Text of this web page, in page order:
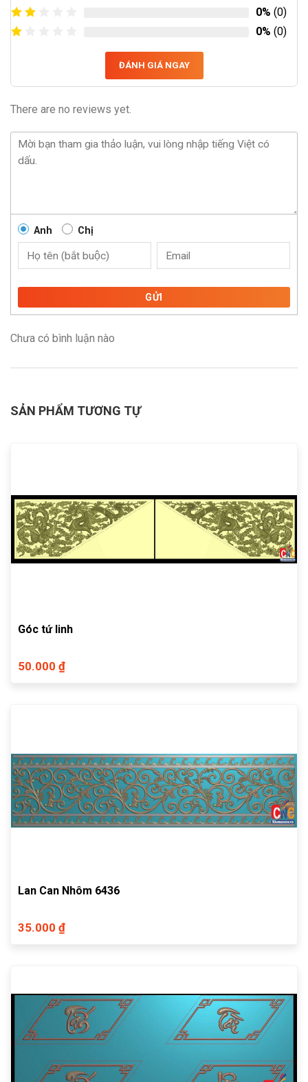
0% (0)
0% (0)
ĐÁNH GIÁ NGAY
There are no reviews yet.
Anh Chị
GỬI
Chưa có bình luận nào
SẢN PHẨM TƯƠNG TỰ
Góc tứ linh
50.000 ₫
Lan Can Nhôm 6436
35.000 ₫